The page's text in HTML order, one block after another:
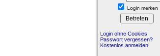
Login merken
Login ohne Cookies
Passwort vergessen?
Kostenlos anmelden!